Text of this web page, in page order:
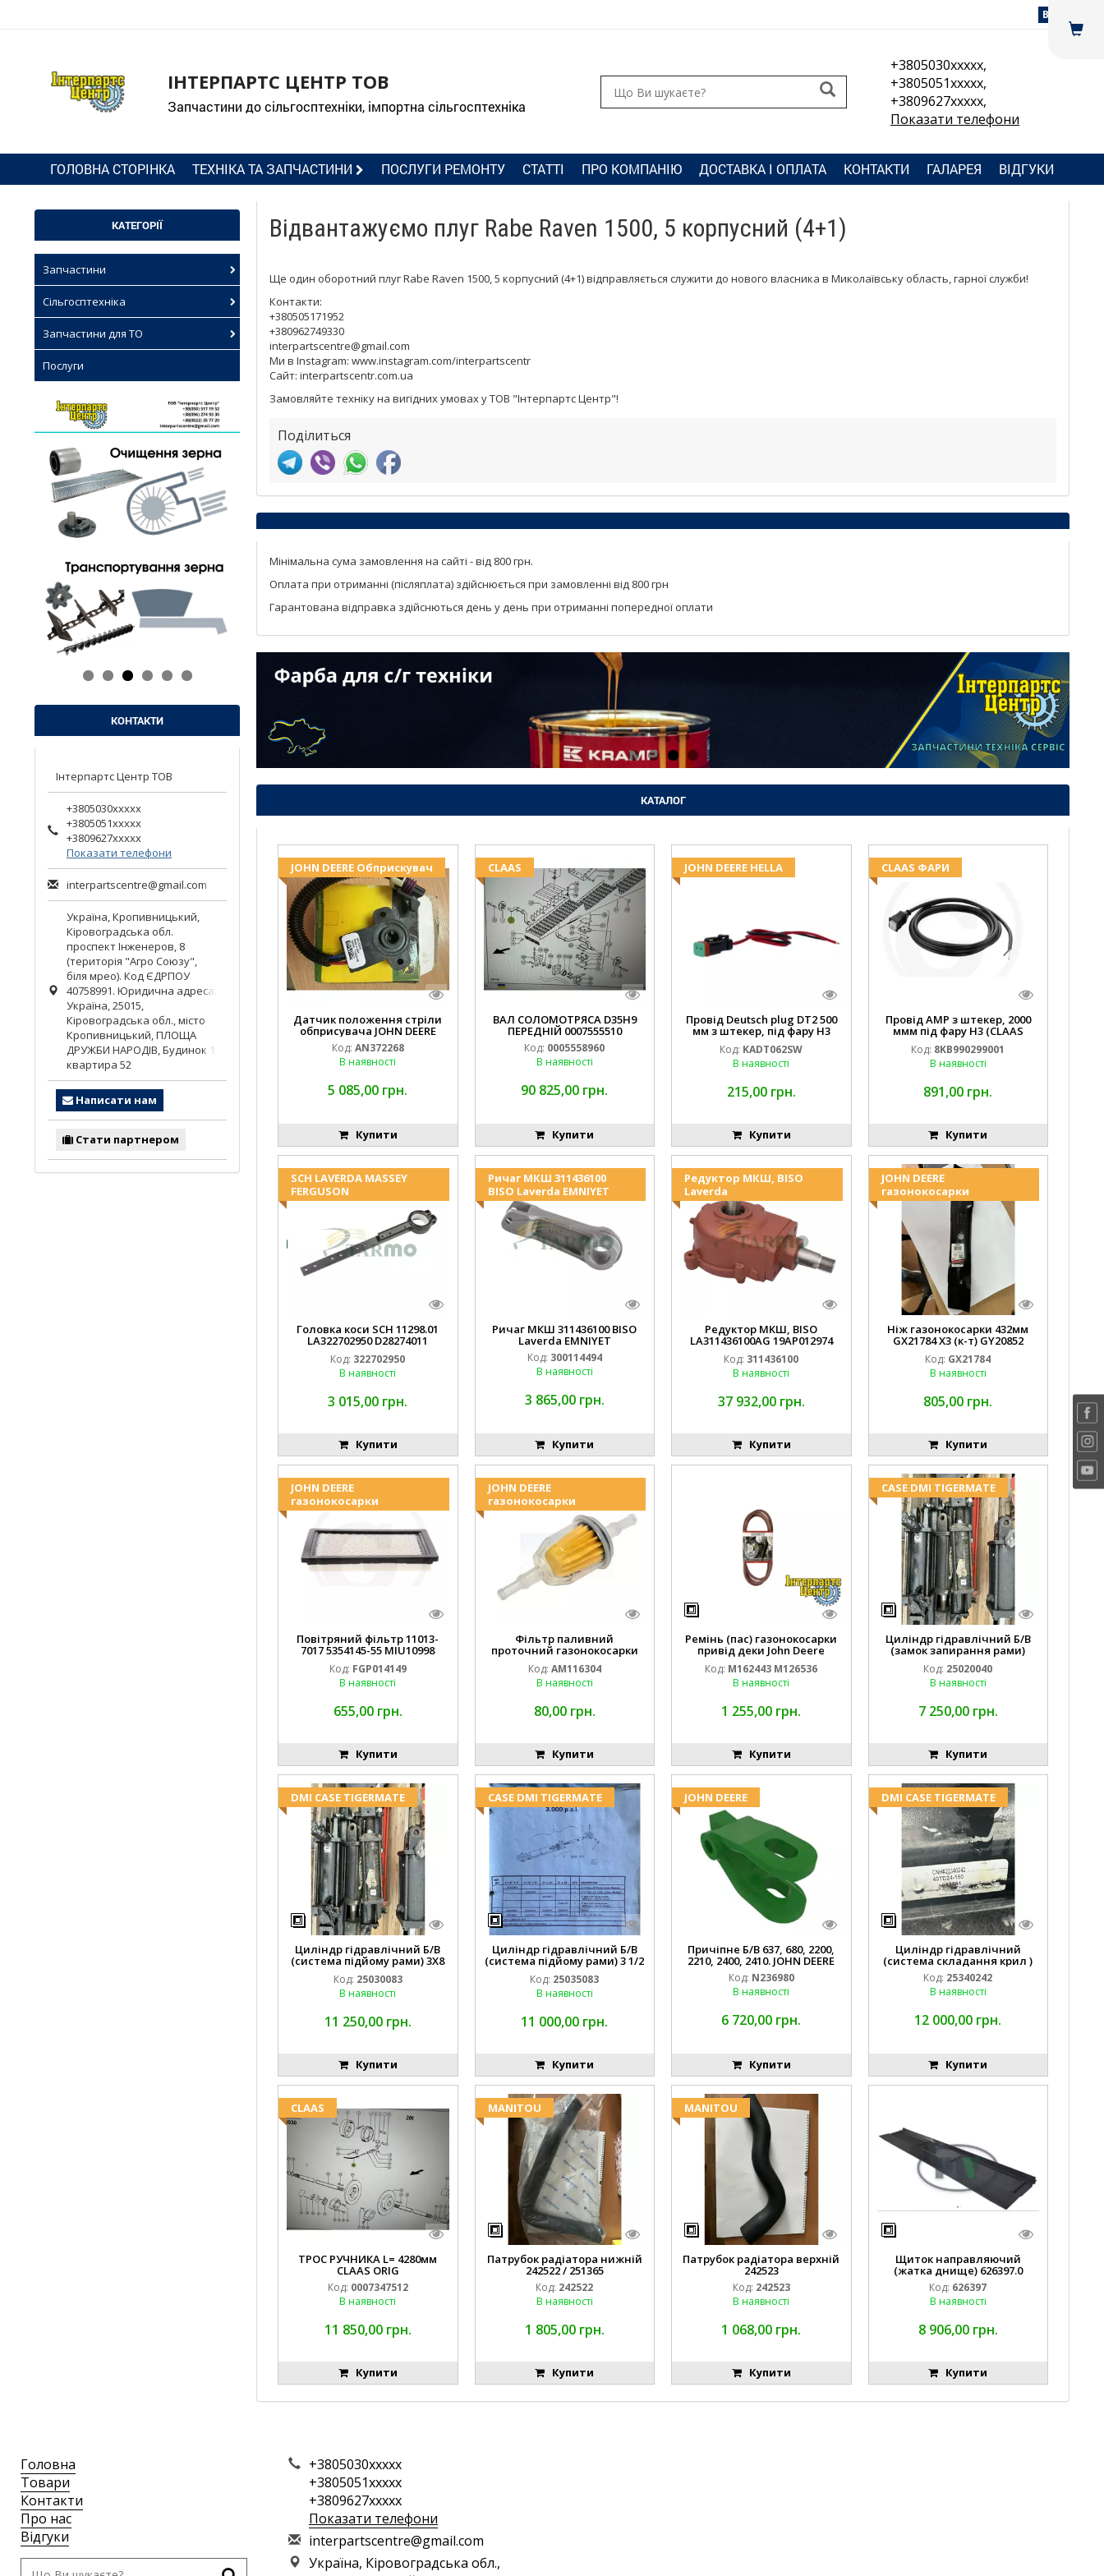
Вхід
ІНТЕРПАРТС ЦЕНТР ТОВ
Запчастини до сільгосптехніки, імпортна сільгосптехніка
+3805030xxxxx,
+3805051xxxxx,
+3809627xxxxx,
Показати телефони
ГОЛОВНА СТОРІНКА ТЕХНІКА ТА ЗАПЧАСТИНИ ПОСЛУГИ РЕМОНТУ СТАТТІ ПРО КОМПАНІЮ ДОСТАВКА І ОПЛАТА КОНТАКТИ ГАЛАРЕЯ ВІДГУКИ
Відвантажуємо плуг Rabe Raven 1500, 5 корпусний (4+1)
Ще один оборотний плуг Rabe Raven 1500, 5 корпусний (4+1) відправляється служити до нового власника в Миколаївську область, гарної служби!
Контакти:
+380505171952
+380962749330
interpartscentre@gmail.com
Ми в Instagram: www.instagram.com/interpartscentr
Сайт: interpartscentr.com.ua
Замовляйте техніку на вигідних умовах у ТОВ "Інтерпартс Центр"!
Поділиться
Мінімальна сума замовлення на сайті - від 800 грн.
Оплата при отриманні (післяплата) здійснюється при замовленні від 800 грн
Гарантована відправка здійснються день у день при отриманні попередної оплати
КАТАЛОГ
JOHN DEERE Обприскувач
Датчик положення стріли
обприсувача JOHN DEERE
Код: AN372268
В наявності
5 085,00 грн.
Купити
CLAAS
ВАЛ СОЛОМОТРЯСА D35H9
ПЕРЕДНІЙ 0007555510
Код: 0005558960
В наявності
90 825,00 грн.
Купити
JOHN DEERE HELLA
Провід Deutsch plug DT2 500
мм з штекер, під фару H3
(JOHN DEERE AL116438
994.184.00) ) Kramp Hella
Код: KADT062SW
В наявності
215,00 грн.
Купити
CLAAS ФАРИ
Провід AMP з штекер, 2000
ммм під фару H3 (CLAAS
013733) Hella
Код: 8KB990299001
В наявності
891,00 грн.
Купити
SCH LAVERDA MASSEY
FERGUSON
Головка коси SCH 11298.01
LA322702950 D28274011
EMNIYET
Код: 322702950
В наявності
3 015,00 грн.
Купити
Ричаг МКШ 311436100
BISO Laverda EMNIYET
Ричаг МКШ 311436100 BISO
Laverda EMNIYET
Код: 300114494
В наявності
3 865,00 грн.
Купити
Редуктор МКШ, BISO
Laverda
Редуктор МКШ, BISO
LA311436100AG 19AP012974
Laverda EMNIYET
Код: 311436100
В наявності
37 932,00 грн.
Купити
JOHN DEERE
газонокосарки
Ніж газонокосарки 432мм
GX21784 X3 (к-т) GY20852
AM137757 AM141035
Код: GX21784
В наявності
805,00 грн.
Купити
JOHN DEERE
газонокосарки
Повітряний фільтр 11013-
7017 5354145-55 MIU10998
FGP014149
Код: FGP014149
В наявності
655,00 грн.
Купити
JOHN DEERE
газонокосарки
Фільтр паливний
проточний газонокосарки
JOHN DEERE AM116304 GY20709
Код: AM116304
В наявності
80,00 грн.
Купити
Ремінь (пас) газонокосарки
привід деки John Deere
M162443 M126536
Код: M162443 M126536
В наявності
1 255,00 грн.
Купити
CASE DMI TIGERMATE
Циліндр гідравлічний Б/В
(замок запирання рами)
2''X4'' 25320040
Код: 25020040
В наявності
7 250,00 грн.
Купити
DMI CASE TIGERMATE
Циліндр гідравлічний Б/В
(система підйому рами) 3X8
87423768
Код: 25030083
В наявності
11 250,00 грн.
Купити
CASE DMI TIGERMATE
Циліндр гідравлічний Б/В
(система підйому рами) 3 1/2
84255910
Код: 25035083
В наявності
11 000,00 грн.
Купити
JOHN DEERE
Причіпне Б/В 637, 680, 2200,
2210, 2400, 2410. JOHN DEERE
Код: N236980
В наявності
6 720,00 грн.
Купити
DMI CASE TIGERMATE
Циліндр гідравлічний
(система складання крил )
Код: 25340242
В наявності
12 000,00 грн.
Купити
CLAAS
ТРОС РУЧНИКА L= 4280мм
CLAAS ORIG
Код: 0007347512
В наявності
11 850,00 грн.
Купити
MANITOU
Патрубок радіатора нижній
242522 / 251365
Код: 242522
В наявності
1 805,00 грн.
Купити
MANITOU
Патрубок радіатора верхній
242523
Код: 242523
В наявності
1 068,00 грн.
Купити
Щиток направляючий
(жатка днище) 626397.0
Код: 626397
В наявності
8 906,00 грн.
Купити
КАТЕГОРІЇ
Запчастини
Сільгосптехніка
Запчастини для ТО
Послуги
КОНТАКТИ
Інтерпартс Центр ТОВ
+3805030xxxxx
+3805051xxxxx
+3809627xxxxx
Показати телефони
interpartscentre@gmail.com
Україна, Кропивницький
Кіровоградська обл.
проспект Інженеров, 8
(територія "Агро Союзу",
біля мрео). Код ЄДРПОУ
40758991. Юридична адреса:
Україна, 25015,
Кіровоградська обл., місто
Кропивницький, ПЛОЩА
ДРУЖБИ НАРОДІВ, Будинок 1,
квартира 52
Написати нам
Стати партнером
Головна
Товари
Контакти
Про нас
Відгуки
+3805030xxxxx
+3805051xxxxx
+3809627xxxxx
Показати телефони
interpartscentre@gmail.com
Україна, Кіровоградська обл.,